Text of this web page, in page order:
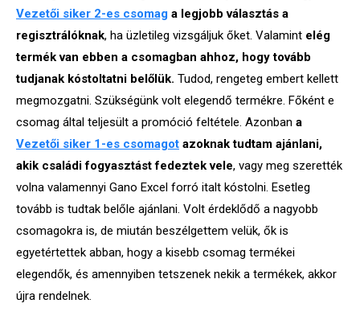
Vezetői siker 2-es csomag a legjobb választás a
regisztrálóknak, ha üzletileg vizsgáljuk őket. Valamint elég
termék van ebben a csomagban ahhoz, hogy tovább
tudjanak kóstoltatni belőlük. Tudod, rengeteg embert kellett
megmozgatni. Szükségünk volt elegendő termékre. Főként e
csomag által teljesült a promóció feltétele. Azonban a
Vezetői siker 1-es csomagot azoknak tudtam ajánlani,
akik családi fogyasztást fedeztek vele, vagy meg szerették
volna valamennyi Gano Excel forró italt kóstolni. Esetleg
tovább is tudtak belőle ajánlani. Volt érdeklődő a nagyobb
csomagokra is, de miután beszélgettem velük, ők is
egyetértettek abban, hogy a kisebb csomag termékei
elegendők, és amennyiben tetszenek nekik a termékek, akkor
újra rendelnek.